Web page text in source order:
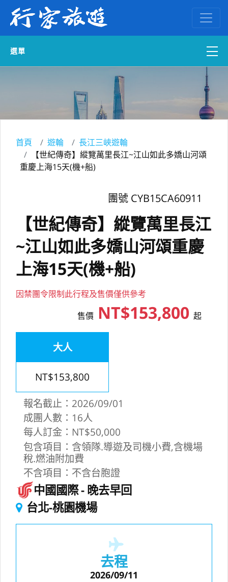
選單
國內旅遊
首頁 遊輪
長江三峽遊輪
【世紀傳奇】縱覽萬里長江~江山如此多嬌山河頌
重慶上海15天(機+船)
團號 CYB15CA60911
【世紀傳奇】縱覽萬里長江
~江山如此多嬌山河頌重慶
上海15天(機+船)
因禁團令限制此行程及售價僅供參考
售價 NT$153,800 起
大人
NT$153,800
報名截止：2026/09/01
成團人數：16人
每人訂金：NT$50,000
包含項目：含領隊.導遊及司機小費,含機場
稅.燃油附加費
不含項目：不含台胞證
中國國際 晚去早回
台北-桃園機場
去程
2026/09/11